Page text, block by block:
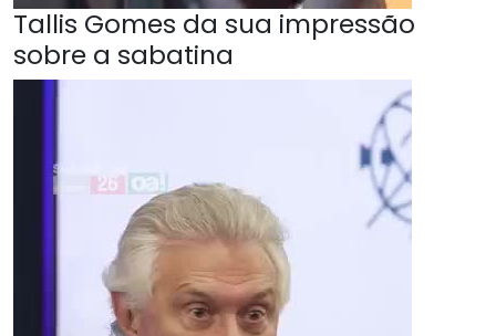
Tallis Gomes da sua impressão
sobre a sabatina